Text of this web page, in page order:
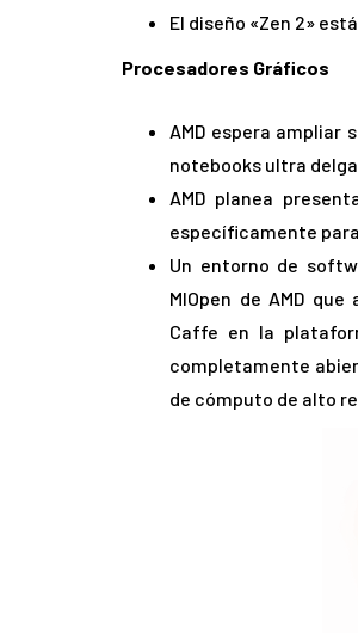
El diseño «Zen 2»
Procesadores Gráficos
AMD espera ampliar
notebooks ultra
AMD planea
específicamente
Un entorno de
MIOpen de AMD
Caffe en la
completamente
de cómputo de alto